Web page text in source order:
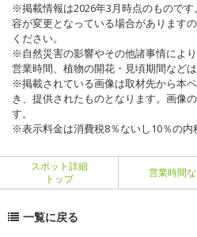
※掲載情報は2026年3月時点のもので
容が変更となっている場合があります
ください。
※自然災害の影響やその他諸事情によ
営業時間、植物の開花・見頃期間など
※掲載されている画像は取材先から本
き、提供されたものとなります。画像
す。
※表示料金は消費税8％ないし10％の内
スポット詳細
トップ
営業時間
一覧に戻る